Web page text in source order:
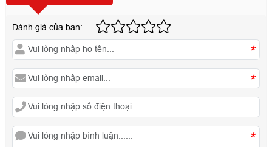
Đánh giá của bạn:
*
*
*